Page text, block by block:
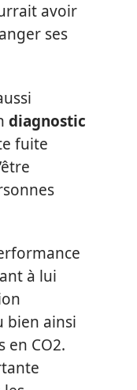
avoir
ses
diagnostic
fuite
à lui
bien ainsi
en CO2.